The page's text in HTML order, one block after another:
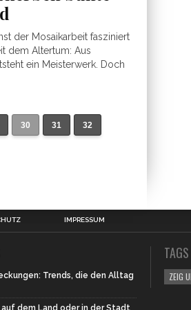
der Mosaikarbeit fasziniert
dem Altertum: Aus
ein Meisterwerk. Doch
30 31 32
IMPRESSUM
Trends, die den Alltag
TAGS
ZEIG